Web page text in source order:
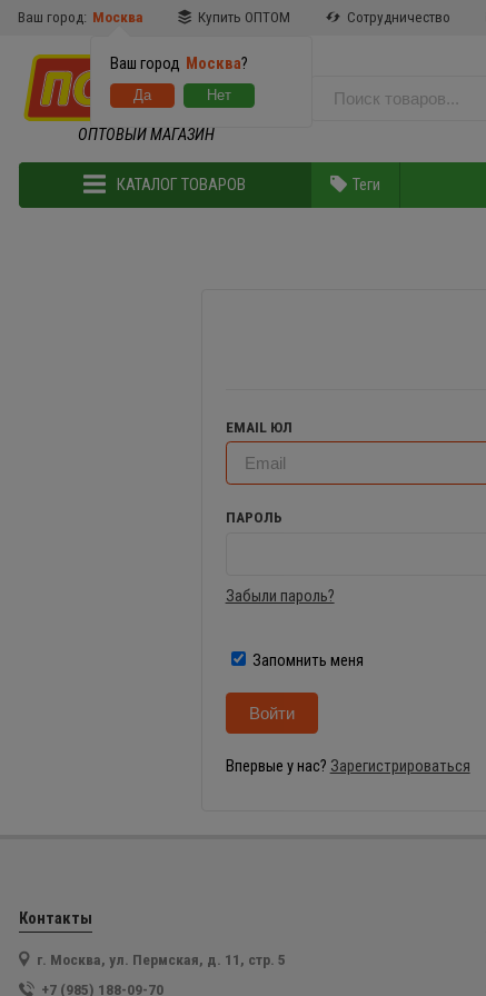
Ваш город: Москва
Ваш город Москва?
Купить ОПТОМ Сотрудничество
ОПТОВЫЙ МАГАЗИН
КАТАЛОГ ТОВАРОВ Теги
EMAIL ЮЛ
ПАРОЛЬ
Забыли пароль?
Запомнить меня
Впервые у нас? Зарегистрироваться
Контакты
г. Москва, ул. Пермская, д. 11, стр. 5
+7 (985) 188-09-70